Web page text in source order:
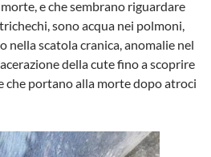
e che sembrano riguardare
sono acqua nei polmoni,
nella scatola cranica, anomalie nel
della cute fino a scoprire
che portano alla morte dopo atroci